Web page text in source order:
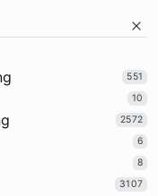
551
10
2572
6
8
3107